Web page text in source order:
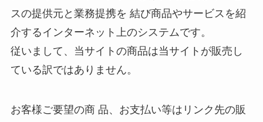
スの提供元と業務提携を 結び商品やサービスを紹
介するインターネット上のシステムです。
従いまして、当サイトの商品は当サイトが販売し
ている訳ではありません。
お客様ご要望の商 品、お支払い等はリンク先の販